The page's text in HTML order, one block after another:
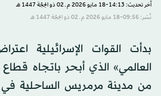
آخر تحديث: 14:13-18 مايو 2026 م ـ 02 ذو الحِجّة 1447 هـ
نُشر: 09:56-18 مايو 2026 م ـ 02 ذو الحِجّة 1447 هـ
بدأت القوات الإسرائيلية
العالمي» الذي أبحر باتجاه
من مدينة مرمريس الساحلية في